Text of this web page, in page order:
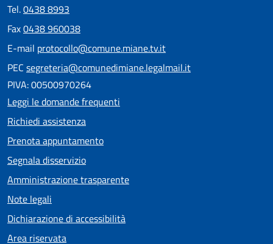
Tel.0438 8993
Fax0438 960038
E-mail protocollo@comune.miane.tv.it
PEC segreteria@comunedimiane.legalmail.it
PIVA: 00500970264
Leggi le domande frequenti
Richiedi assistenza
Prenota appuntamento
Segnala disservizio
Amministrazione trasparente
Note legali
Dichiarazione di accessibilità
Area riservata